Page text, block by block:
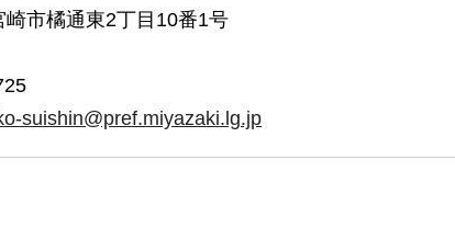
市橘通東2丁目10番1号
suishin@pref.miyazaki.lg.jp